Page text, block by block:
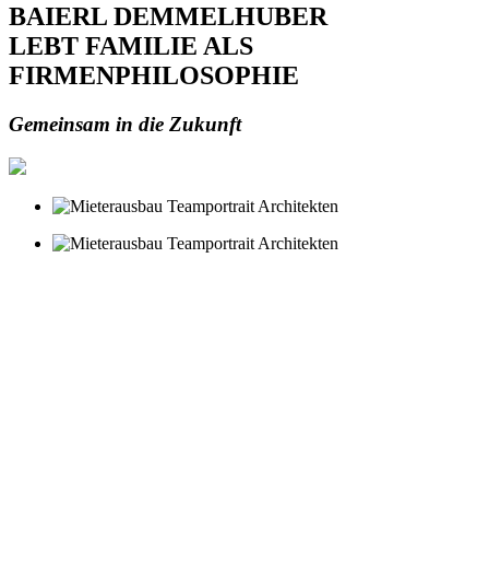
BAIERL DEMMELHUBER
LEBT FAMILIE ALS
FIRMENPHILOSOPHIE
Gemeinsam in die Zukunft